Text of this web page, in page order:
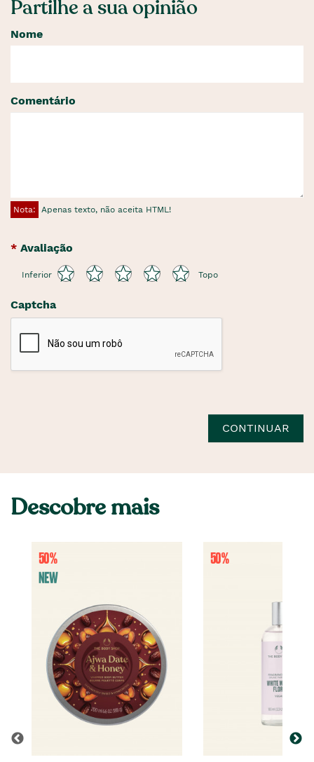
Partilhe a sua opinião
Nome
Comentário
Nota: Apenas texto, não aceita HTML!
Avaliação
Inferior Topo
Captcha
CONTINUAR
Descobre mais